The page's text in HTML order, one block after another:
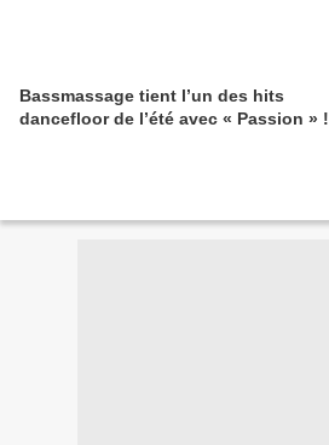
Bassmassage tient l’un des hits
dancefloor de l’été avec « Passion » !